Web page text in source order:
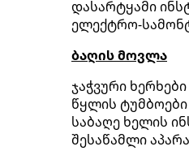
დასარტყამი
ელექტრო-
ბაღის მოვლა
ჯაჭვური ხერხები
წყლის
საბაღე ხელის
შესაწამლი